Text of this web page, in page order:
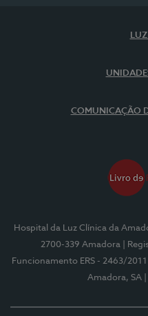
COMUNICAÇÃO
Hospital da Luz Clínica da
2700-339 Amadora
|
Funcionamento ERS - 2463/2011
Amadora, SA